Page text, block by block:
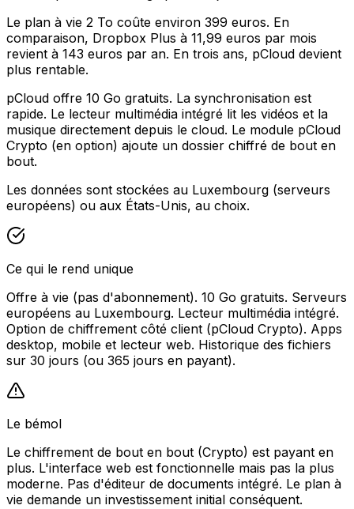
Le plan à vie 2 To coûte environ 399 euros. En
comparaison, Dropbox Plus à 11,99 euros par mois
revient à 143 euros par an. En trois ans, pCloud devient
plus rentable.
pCloud offre 10 Go gratuits. La synchronisation est
rapide. Le lecteur multimédia intégré lit les vidéos et la
musique directement depuis le cloud. Le module pCloud
Crypto (en option) ajoute un dossier chiffré de bout en
bout.
Les données sont stockées au Luxembourg (serveurs
européens) ou aux États-Unis, au choix.
Ce qui le rend unique
Offre à vie (pas d'abonnement). 10 Go gratuits. Serveurs
européens au Luxembourg. Lecteur multimédia intégré.
Option de chiffrement côté client (pCloud Crypto). Apps
desktop, mobile et lecteur web. Historique des fichiers
sur 30 jours (ou 365 jours en payant).
Le bémol
Le chiffrement de bout en bout (Crypto) est payant en
plus. L'interface web est fonctionnelle mais pas la plus
moderne. Pas d'éditeur de documents intégré. Le plan à
vie demande un investissement initial conséquent.